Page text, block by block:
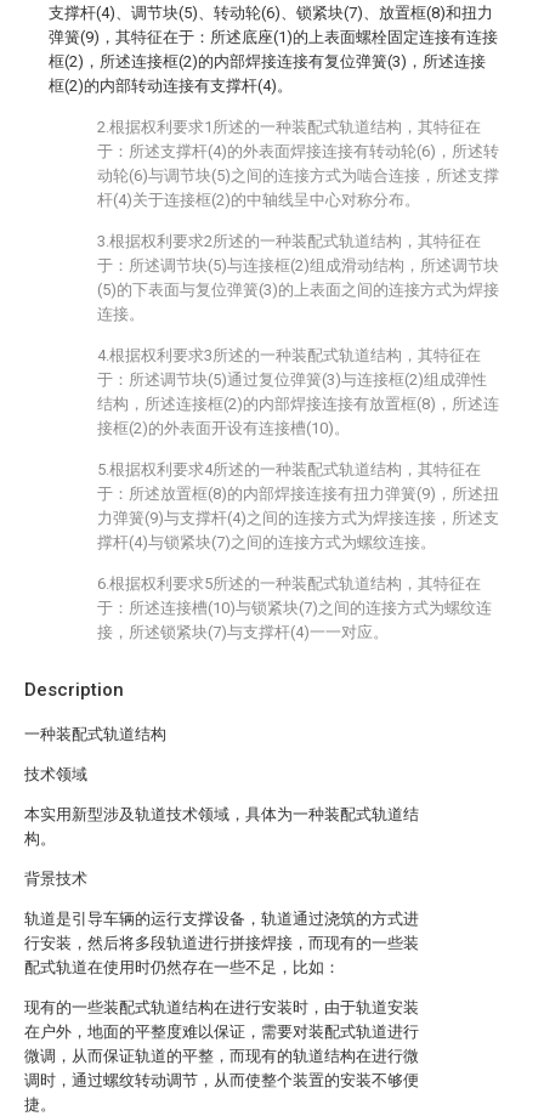
Description
一种装配式轨道结构
技术领域
本实用新型涉及轨道技术领域，具体为一种装配式轨道结
构。
背景技术
轨道是引导车辆的运行支撑设备，轨道通过浇筑的方式进
行安装，然后将多段轨道进行拼接焊接，而现有的一些装
配式轨道在使用时仍然存在一些不足，比如：
现有的一些装配式轨道结构在进行安装时，由于轨道安装
在户外，地面的平整度难以保证，需要对装配式轨道进行
微调，从而保证轨道的平整，而现有的轨道结构在进行微
调时，通过螺纹转动调节，从而使整个装置的安装不够便
捷。
支撑杆(4)、调节块(5)、转动轮(6)、锁紧块(7)、放置框(8)和扭力
弹簧(9)，其特征在于：所述底座(1)的上表面螺栓固定连接有连接
框(2)，所述连接框(2)的内部焊接连接有复位弹簧(3)，所述连接
框(2)的内部转动连接有支撑杆(4)。
2.根据权利要求1所述的一种装配式轨道结构，其特征在
于：所述支撑杆(4)的外表面焊接连接有转动轮(6)，所述转
动轮(6)与调节块(5)之间的连接方式为啮合连接，所述支撑
杆(4)关于连接框(2)的中轴线呈中心对称分布。
3.根据权利要求2所述的一种装配式轨道结构，其特征在
于：所述调节块(5)与连接框(2)组成滑动结构，所述调节块
(5)的下表面与复位弹簧(3)的上表面之间的连接方式为焊接
连接。
4.根据权利要求3所述的一种装配式轨道结构，其特征在
于：所述调节块(5)通过复位弹簧(3)与连接框(2)组成弹性
结构，所述连接框(2)的内部焊接连接有放置框(8)，所述连
接框(2)的外表面开设有连接槽(10)。
5.根据权利要求4所述的一种装配式轨道结构，其特征在
于：所述放置框(8)的内部焊接连接有扭力弹簧(9)，所述扭
力弹簧(9)与支撑杆(4)之间的连接方式为焊接连接，所述支
撑杆(4)与锁紧块(7)之间的连接方式为螺纹连接。
6.根据权利要求5所述的一种装配式轨道结构，其特征在
于：所述连接槽(10)与锁紧块(7)之间的连接方式为螺纹连
接，所述锁紧块(7)与支撑杆(4)一一对应。